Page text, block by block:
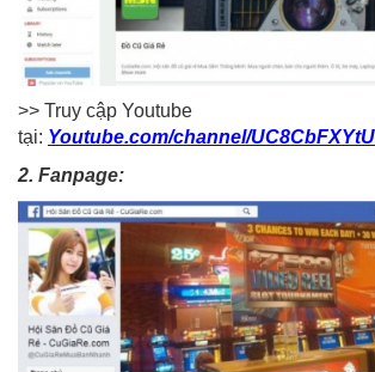
>> Truy cập Youtube
tại: Youtube.com/channel/
2. Fanpage: